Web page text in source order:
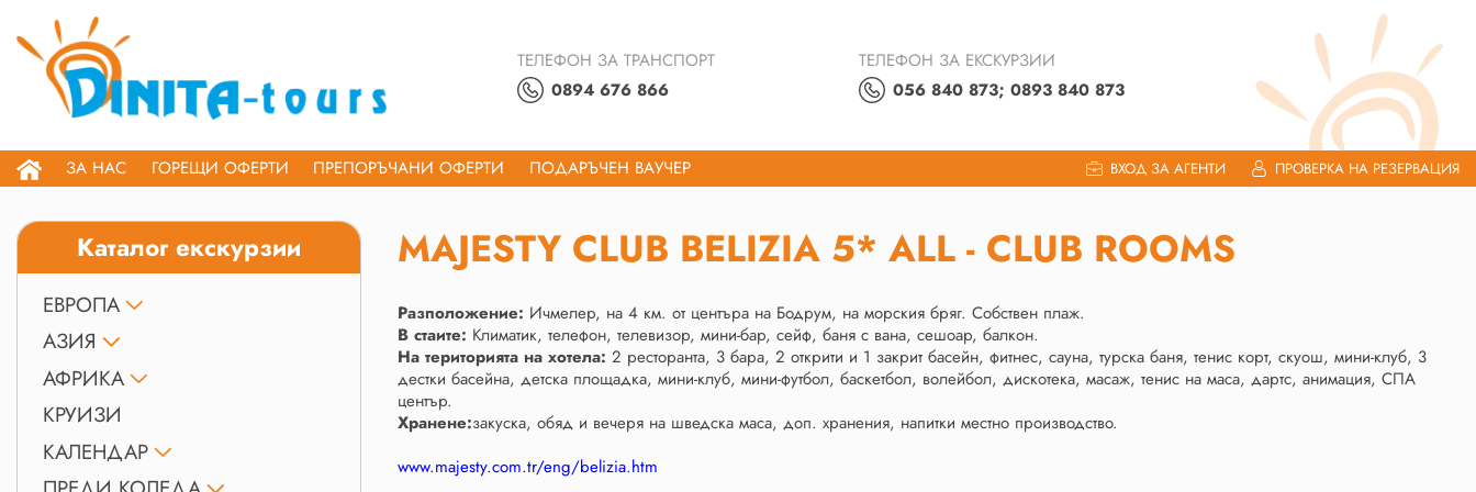
ТЕЛЕФОН ЗА ТРАНСПОРТ
0894 676 866
ТЕЛЕФОН ЗА ЕКСКУРЗИИ
056 840 873; 0893 840 873
ЗА НАС ГОРЕЩИ ОФЕРТИ ПРЕПОРЪЧАНИ ОФЕРТИ ПОДАРЪЧЕН ВАУЧЕР ВХОД ЗА АГЕНТИ ПРОВЕРКА НА РЕЗЕРВАЦИЯ
Каталог екскурзии
ЕВРОПА
АЗИЯ
АФРИКА
КРУИЗИ
КАЛЕНДАР
MAJESTY CLUB BELIZIA 5* ALL - CLUB ROOMS
Разположение: Ичмелер, на 4 км. от центъра на Бодрум, на морския бряг. Собствен плаж.
В стаите: Климатик, телефон, телевизор, мини-бар, сейф, баня с вана, сешоар, балкон.
На територията на хотела:2 ресторанта, 3 бара, 2 открити и 1 закрит басейн, фитнес, сауна, турска баня, тенис корт, скуош, мини-клуб, 3
дестки басейна, детска площадка, мини-клуб, мини-футбол, баскетбол, волейбол, дискотека, масаж, тенис на маса, дартс, анимация, СПА
център.
Хранене:закуска, обяд и вечеря на шведска маса, доп. хранения, напитки местно производство.
www.majesty.com.tr/eng/belizia.htm